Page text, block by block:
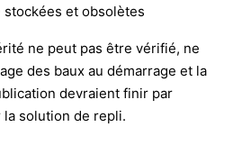
stockées et obsolètes
ne peut pas être vérifié, ne
des baux au démarrage et la
devraient finir par
solution de repli.